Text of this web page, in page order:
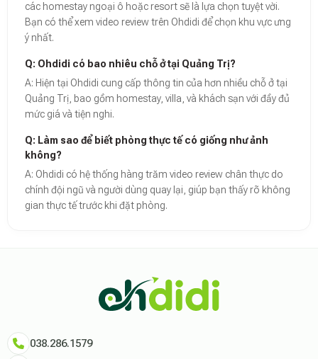
các homestay ngoại ô hoặc resort sẽ là lựa chọn tuyệt vời.
Bạn có thể xem video review trên Ohdidi để chọn khu vực ưng
ý nhất.
Q: Ohdidi có bao nhiêu chỗ ở tại Quảng Trị?
A: Hiện tại Ohdidi cung cấp thông tin của hơn nhiều chỗ ở tại
Quảng Trị, bao gồm homestay, villa, và khách sạn với đầy đủ
mức giá và tiện nghi.
Q: Làm sao để biết phòng thực tế có giống như ảnh
không?
A: Ohdidi có hệ thống hàng trăm video review chân thực do
chính đội ngũ và người dùng quay lại, giúp bạn thấy rõ không
gian thực tế trước khi đặt phòng.
Ohdidi Facebook Official,
038.286.1579